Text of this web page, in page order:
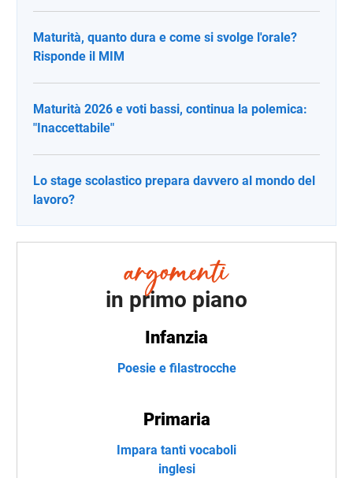
Maturità, quanto dura e come si svolge l'orale?
Risponde il MIM
Maturità 2026 e voti bassi, continua la polemica:
"Inaccettabile"
Lo stage scolastico prepara davvero al mondo del
lavoro?
in primo piano
Infanzia
Poesie e filastrocche
Primaria
Impara tanti vocaboli
inglesi